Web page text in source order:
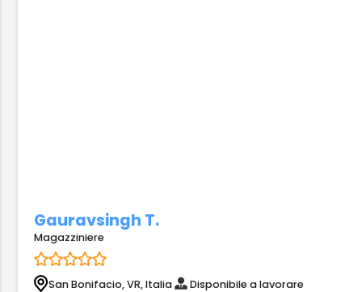
Gauravsingh T.
Magazziniere
San Bonifacio, VR, Italia Disponibile a lavorare